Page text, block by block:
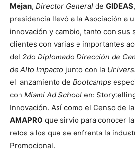
Méjan, Director General de GIDEAS
presidencia llevó a la Asociación a
innovación y cambio, tanto con sus
clientes con varias e importantes
del 2do Diplomado Dirección de
de Alto Impacto junto con la
el lanzamiento de Bootcamps
con Miami Ad School en:
Innovación. Así como el Censo de
AMAPRO que sirvió para conocer
retos a los que se enfrenta la
Promocional.